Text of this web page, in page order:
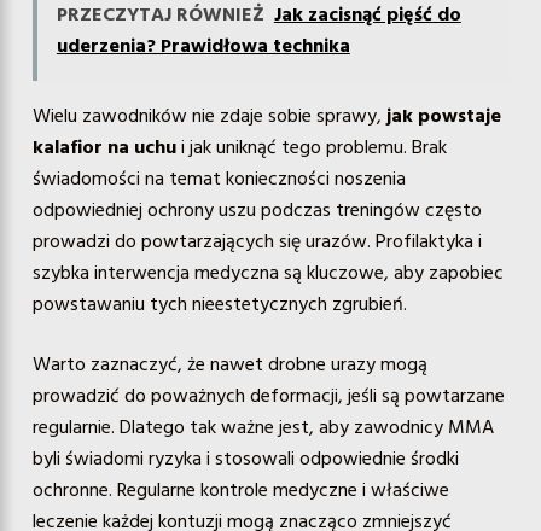
PRZECZYTAJ RÓWNIEŻ Jak zacisnąć pięść do
uderzenia? Prawidłowa technika
Wielu zawodników nie zdaje sobie sprawy, jak powstaje
kalafior na uchui jak uniknąć tego problemu. Brak
świadomości na temat konieczności noszenia
odpowiedniej ochrony uszu podczas treningów często
prowadzi do powtarzających się urazów. Profilaktyka i
szybka interwencja medyczna są kluczowe, aby zapobiec
powstawaniu tych nieestetycznych zgrubień.
Warto zaznaczyć, że nawet drobne urazy mogą
prowadzić do poważnych deformacji, jeśli są powtarzane
regularnie. Dlatego tak ważne jest, aby zawodnicy MMA
byli świadomi ryzyka i stosowali odpowiednie środki
ochronne. Regularne kontrole medyczne i właściwe
leczenie każdej kontuzji mogą znacząco zmniejszyć